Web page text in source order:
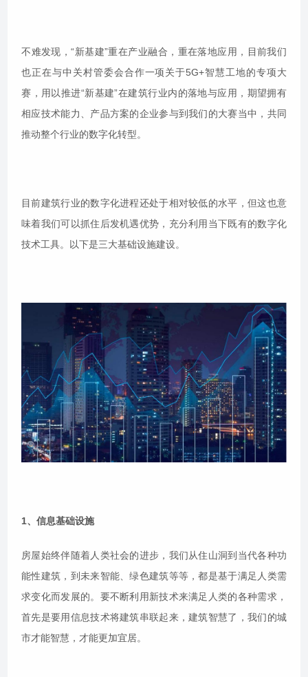
不难发现，“新基建”重在产业融合，重在落地应用，目前我们
也正在与中关村管委会合作一项关于5G+智慧工地的专项大
赛，用以推进“新基建”在建筑行业内的落地与应用，期望拥有
相应技术能力、产品方案的企业参与到我们的大赛当中，共同
推动整个行业的数字化转型。
目前建筑行业的数字化进程还处于相对较低的水平，但这也意
味着我们可以抓住后发机遇优势，充分利用当下既有的数字化
技术工具。以下是三大基础设施建设。
1、信息基础设施
房屋始终伴随着人类社会的进步，我们从住山洞到当代各种功
能性建筑，到未来智能、绿色建筑等等，都是基于满足人类需
求变化而发展的。要不断利用新技术来满足人类的各种需求，
首先是要用信息技术将建筑串联起来，建筑智慧了，我们的城
市才能智慧，才能更加宜居。